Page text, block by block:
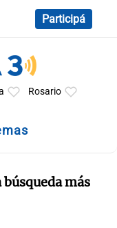
Participá
Rosario
más